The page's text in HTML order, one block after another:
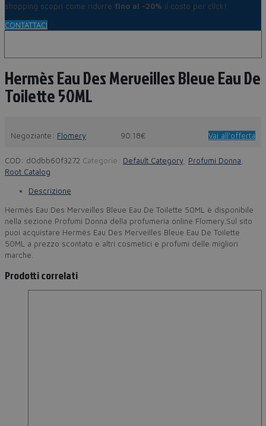
shopping scopri come ridurre fino al -20% il costo per click!
CONTATTACI
Hermès Eau Des Merveilles Bleue Eau De
Toilette 50ML
Negoziante: Flomery 90.18€ Vai all'offerta
COD: d0dbb60f3272 Categorie: Default Category Profumi Donna
Root Catalog
Descrizione
Hermès Eau Des Merveilles Bleue Eau De Toilette 50ML è disponibile
nella sezione Profumi Donna della profumeria online Flomery.Sul sito
puoi acquistare Hermès Eau Des Merveilles Bleue Eau De Toilette
50ML a prezzo scontato e altri cosmetici e profumi delle migliori
marche.
Prodotti correlati